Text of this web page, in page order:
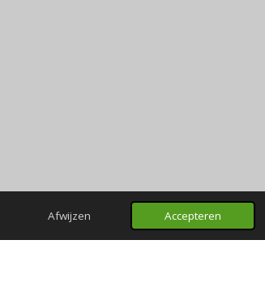
Afwijzen Accepteren